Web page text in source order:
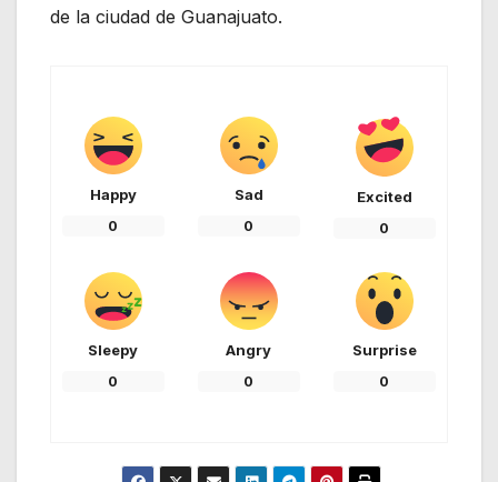
de la ciudad de Guanajuato.
Happy
0
Sad
0
Excited
0
Sleepy
0
Angry
0
Surprise
0